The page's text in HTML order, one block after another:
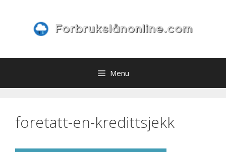
Menu
foretatt-en-kredittsjekk